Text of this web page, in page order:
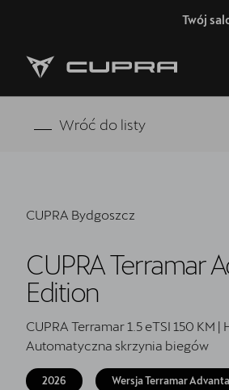
Twój
Strona główna
Samochody dostępne od ręki
Jazda próbna CUPRĄ
CUPRA For Business
Akcesoria CUPRA
Finansowanie
Wróć do listy
CUPRA Bydgoszcz
CUPRA Terramar
Edition
CUPRA Terramar 1.5 eTSI 150 KM |
Automatyczna skrzynia biegów
2026 Wersja Terramar